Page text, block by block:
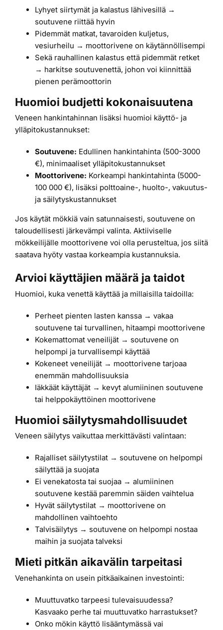
Lyhyet siirtymät ja kalastus lähivesillä →
soutuvene riittää hyvin
Pidemmät matkat, tavaroiden kuljetus,
vesiurheilu → moottorivene on käytännöllisempi
Sekä rauhallinen kalastus että pidemmät retket
→ harkitse soutuvenettä, johon voi kiinnittää
pienen perämoottorin
Huomioi budjetti kokonaisuutena
Veneen hankintahinnan lisäksi huomioi käyttö- ja
ylläpitokustannukset:
Soutuvene: Edullinen hankintahinta (500-3000
€), minimaaliset ylläpitokustannukset
Moottorivene: Korkeampi hankintahinta (5000-
100 000 €), lisäksi polttoaine-, huolto-, vakuutus-
ja säilytyskustannukset
Jos käytät mökkiä vain satunnaisesti, soutuvene on
taloudellisesti järkevämpi valinta. Aktiiviselle
mökkeilijälle moottorivene voi olla perusteltua, jos siitä
saatava hyöty vastaa korkeampia kustannuksia.
Arvioi käyttäjien määrä ja taidot
Huomioi, kuka venettä käyttää ja millaisilla taidoilla:
Perheet pienten lasten kanssa → vakaa
soutuvene tai turvallinen, hitaampi moottorivene
Kokemattomat veneilijät → soutuvene on
helpompi ja turvallisempi käyttää
Kokeneet veneilijät → moottorivene tarjoaa
enemmän mahdollisuuksia
Iäkkäät käyttäjät → kevyt alumiininen soutuvene
tai helppokäyttöinen moottorivene
Huomioi säilytysmahdollisuudet
Veneen säilytys vaikuttaa merkittävästi valintaan:
Rajalliset säilytystilat → soutuvene on helpompi
säilyttää ja suojata
Ei venekatosta tai suojaa → alumiininen
soutuvene kestää paremmin säiden vaihtelua
Hyvät säilytystilat → moottorivene on
mahdollinen vaihtoehto
Talvisäilytys → soutuvene on helpompi nostaa
maihin ja suojata talveksi
Mieti pitkän aikavälin tarpeitasi
Venehankinta on usein pitkäaikainen investointi:
Muuttuvatko tarpeesi tulevaisuudessa?
Kasvaako perhe tai muuttuvatko harrastukset?
Onko mökin käyttö lisääntymässä vai